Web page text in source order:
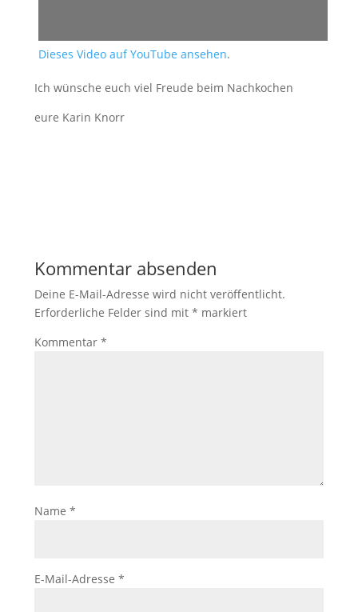
Dieses Video auf YouTube ansehen.
Ich wünsche euch viel Freude beim Nachkochen
eure Karin Knorr
Kommentar absenden
Deine E-Mail-Adresse wird nicht veröffentlicht.
Erforderliche Felder sind mit * markiert
Kommentar *
Name *
E-Mail-Adresse *